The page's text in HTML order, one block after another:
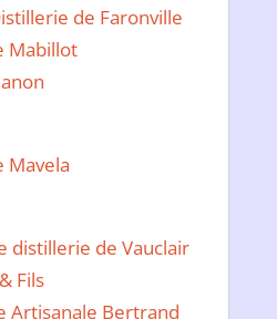
de Faronville
Mabillot
Mavela
distillerie de Vauclair
Fils
Artisanale Bertrand